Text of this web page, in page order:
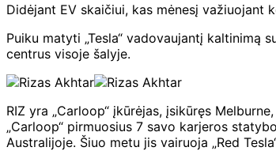
Didėjant EV skaičiui, kas mėnesį važiuojant
Puiku matyti „Tesla“ vadovaujantį
centrus visoje šalyje.
RIZ yra „Carloop“ įkūrėjas, įsikūręs
„Carloop“ pirmuosius 7 savo karjeros
Australijoje. Šiuo metu jis vairuoja „Red